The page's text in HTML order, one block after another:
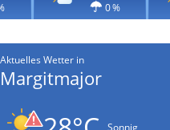
0 %
Aktuelles Wetter in
Margitmajor
Sonnig